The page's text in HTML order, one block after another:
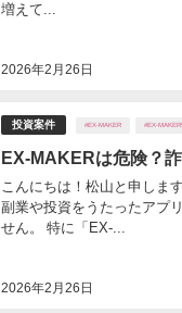
2026年2月26日
増えて...
投資案件 #EX-MAKER #EX-MAKER
EX-MAKERは危険？
2026年2月26日
こんにちは！松山と申しま
副業や投資をうたったアプ
せん。 特に「EX-...